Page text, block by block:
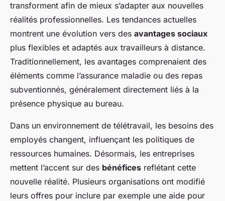
Maël • 29 mars 2025 • 5 min de lecture
transforment afin de mieux s’adapter aux nouvelles
réalités professionnelles. Les tendances actuelles
montrent une évolution vers des avantages sociaux
plus flexibles et adaptés aux travailleurs à distance.
Traditionnellement, les avantages comprenaient des
éléments comme l’assurance maladie ou des repas
subventionnés, généralement directement liés à la
présence physique au bureau.
Dans un environnement de télétravail, les besoins des
employés changent, influençant les politiques de
ressources humaines. Désormais, les entreprises
mettent l’accent sur des bénéfices reflétant cette
nouvelle réalité. Plusieurs organisations ont modifié
leurs offres pour inclure par exemple une aide pour